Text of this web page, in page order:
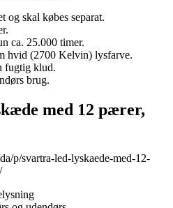
og skal købes separat.
ca. 25.000 timer.
hvid (2700 Kelvin) lysfarve.
fugtig klud.
brug.
med 12 pærer,
p/svartra-led-lyskaede-med-12-